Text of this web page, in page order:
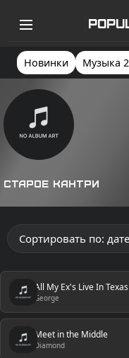
Новинки Музыка
Старое кантри
All My Ex's Live In Texas
George
Meet in the Middle
Diamond